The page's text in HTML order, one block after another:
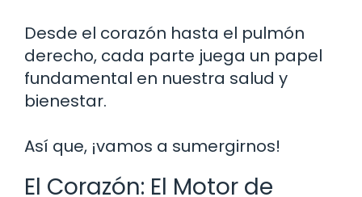
Desde el corazón hasta el pulmón
derecho, cada parte juega un papel
fundamental en nuestra salud y
bienestar.
Así que, ¡vamos a sumergirnos!
El Corazón: El Motor de